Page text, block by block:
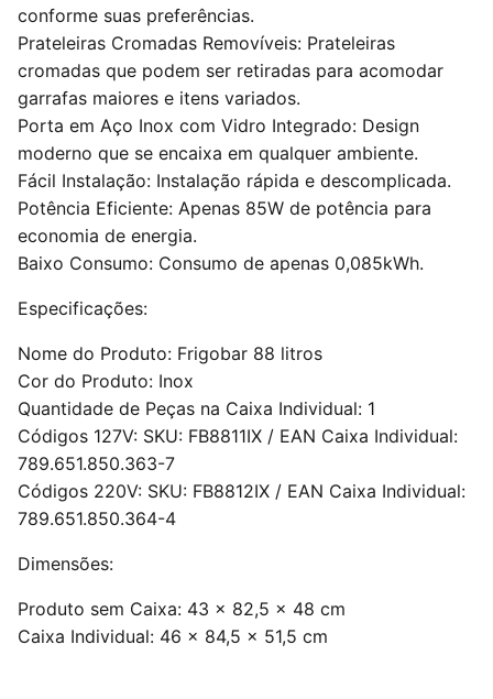
conforme suas preferências.
Prateleiras Cromadas Removíveis: Prateleiras
cromadas que podem ser retiradas para acomodar
garrafas maiores e itens variados.
Porta em Aço Inox com Vidro Integrado: Design
moderno que se encaixa em qualquer ambiente.
Fácil Instalação: Instalação rápida e descomplicada.
Potência Eficiente: Apenas 85W de potência para
economia de energia.
Baixo Consumo: Consumo de apenas 0,085kWh.
Especificações:
Nome do Produto: Frigobar 88 litros
Cor do Produto: Inox
Quantidade de Peças na Caixa Individual: 1
Códigos 127V: SKU: FB8811IX / EAN Caixa Individual:
789.651.850.363-7
Códigos 220V: SKU: FB8812IX / EAN Caixa Individual:
789.651.850.364-4
Dimensões:
Produto sem Caixa: 43 x 82,5 x 48 cm
Caixa Individual: 46 x 84,5 x 51,5 cm